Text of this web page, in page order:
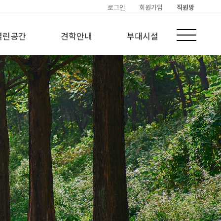
로그인 회원가입 직원방
공간 견학안내 부대시설